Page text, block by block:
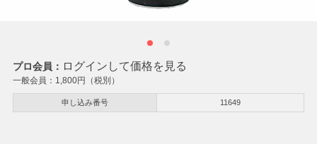
プロ会員： ログインして価格を見る
一般会員： 1,800円（税別）
申し込み番号 11649